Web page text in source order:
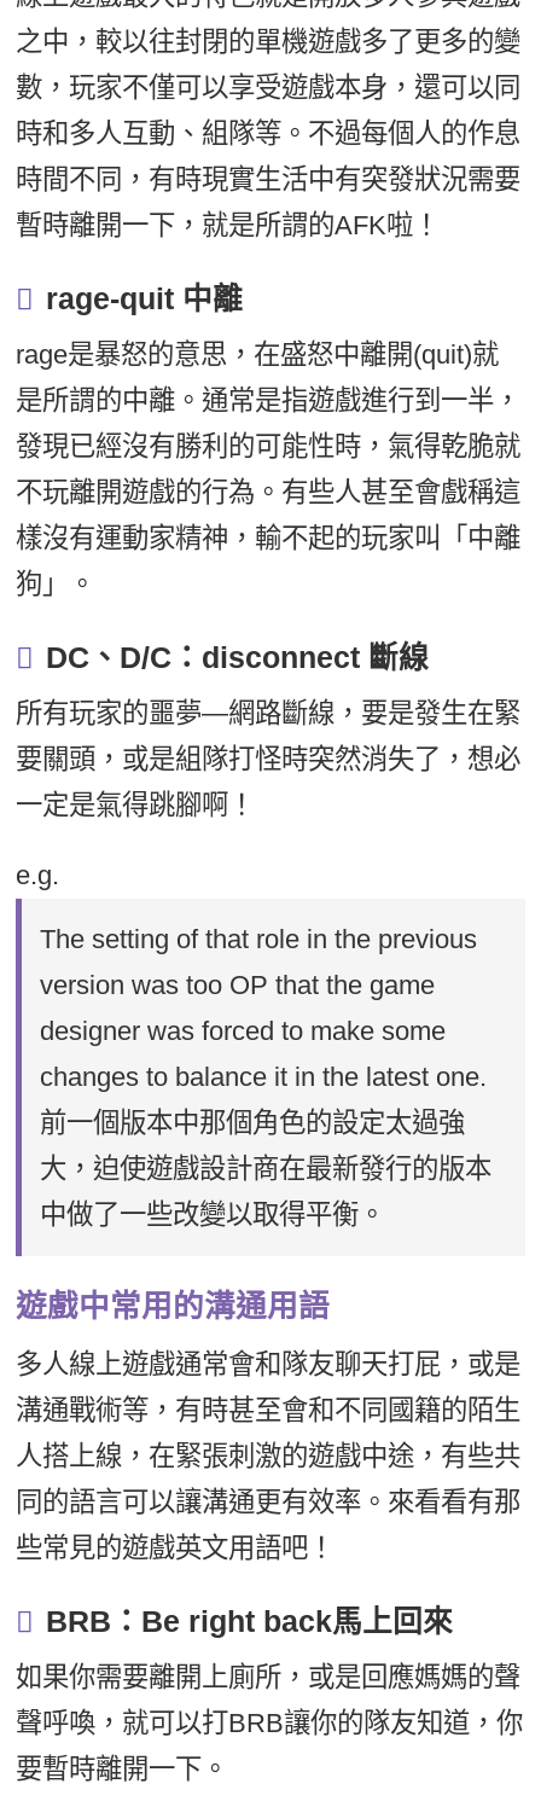
之中，較以往封閉的單機遊戲多了更多的變
數，玩家不僅可以享受遊戲本身，還可以同
時和多人互動、組隊等。不過每個人的作息
時間不同，有時現實生活中有突發狀況需要
暫時離開一下，就是所謂的AFK啦！
rage-quit 中離
rage是暴怒的意思，在盛怒中離開(quit)就
是所謂的中離。通常是指遊戲進行到一半，
發現已經沒有勝利的可能性時，氣得乾脆就
不玩離開遊戲的行為。有些人甚至會戲稱這
樣沒有運動家精神，輸不起的玩家叫「中離
狗」。
DC、D/C：disconnect 斷線
所有玩家的噩夢—網路斷線，要是發生在緊
要關頭，或是組隊打怪時突然消失了，想必
一定是氣得跳腳啊！
e.g.
The setting of that role in the previous
version was too OP that the game
designer was forced to make some
changes to balance it in the latest one.
前一個版本中那個角色的設定太過強
大，迫使遊戲設計商在最新發行的版本
中做了一些改變以取得平衡。
遊戲中常用的溝通用語
多人線上遊戲通常會和隊友聊天打屁，或是
溝通戰術等，有時甚至會和不同國籍的陌生
人搭上線，在緊張刺激的遊戲中途，有些共
同的語言可以讓溝通更有效率。來看看有那
些常見的遊戲英文用語吧！
BRB：Be right back馬上回來
如果你需要離開上廁所，或是回應媽媽的聲
聲呼喚，就可以打BRB讓你的隊友知道，你
要暫時離開一下。